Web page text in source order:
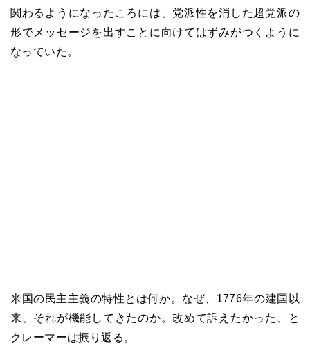
関わるようになったころには、党派性を消した超党派の
形でメッセージを出すことに向けてはずみがつくように
なっていた。
米国の民主主義の特性とは何か。なぜ、1776年の建国以
来、それが機能してきたのか。改めて訴えたかった、と
クレーマーは振り返る。